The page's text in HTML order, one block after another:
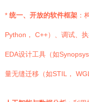
* 统一、开放的软件框架 ：
Python， C++）、调试、
EDA设计工具（如
量无缝迁移（如STIL，